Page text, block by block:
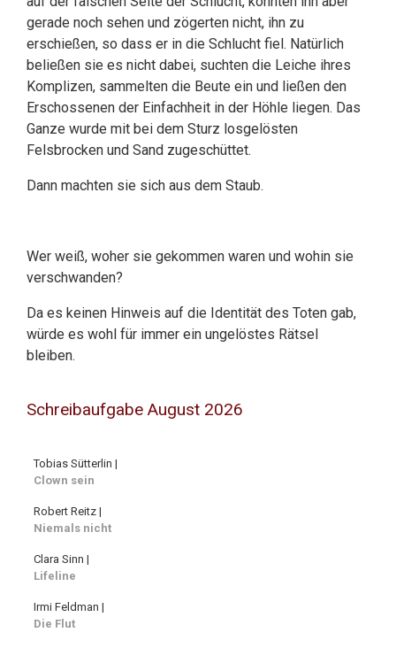
gerade noch sehen und zögerten nicht, ihn zu
erschießen, so dass er in die Schlucht fiel. Natürlich
beließen sie es nicht dabei, suchten die Leiche ihres
Komplizen, sammelten die Beute ein und ließen den
Erschossenen der Einfachheit in der Höhle liegen. Das
Ganze wurde mit bei dem Sturz losgelösten
Felsbrocken und Sand zugeschüttet.
Dann machten sie sich aus dem Staub.
Wer weiß, woher sie gekommen waren und wohin sie
verschwanden?
Da es keinen Hinweis auf die Identität des Toten gab,
würde es wohl für immer ein ungelöstes Rätsel
bleiben.
Schreibaufgabe August 2026
Tobias Sütterlin |
Clown sein
Robert Reitz |
Niemals nicht
Clara Sinn |
Lifeline
Irmi Feldman |
Die Flut